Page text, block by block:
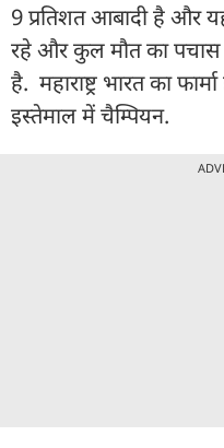
9 प्रतिशत आबादी है और
रहे और कुल मौत का पचास
है. महाराष्ट्र भारत का
इस्तेमाल में चैम्पियन.